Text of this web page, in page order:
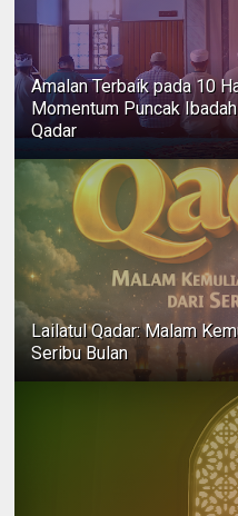
Amalan Terbaik pada 10
Momentum Puncak
Qadar
Lailatul Qadar: Malam
Seribu Bulan